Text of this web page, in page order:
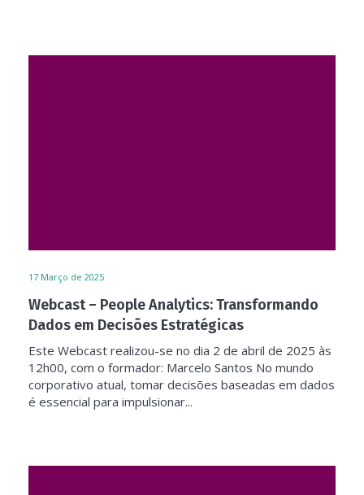
17 Março de 2025
Webcast – People Analytics: Transformando
Dados em Decisões Estratégicas
Este Webcast realizou-se no dia 2 de abril de 2025 às
12h00, com o formador: Marcelo Santos No mundo
corporativo atual, tomar decisões baseadas em dados
é essencial para impulsionar...